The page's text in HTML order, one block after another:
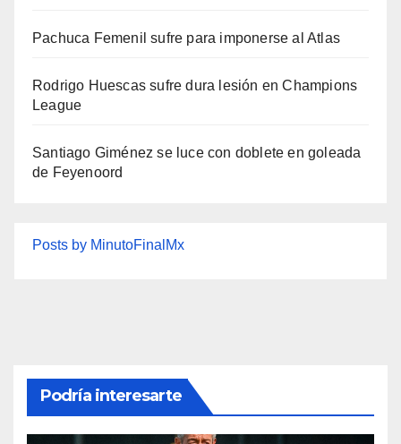
Pachuca Femenil sufre para imponerse al Atlas
Rodrigo Huescas sufre dura lesión en Champions
League
Santiago Giménez se luce con doblete en goleada
de Feyenoord
Posts by MinutoFinalMx
Podría interesarte